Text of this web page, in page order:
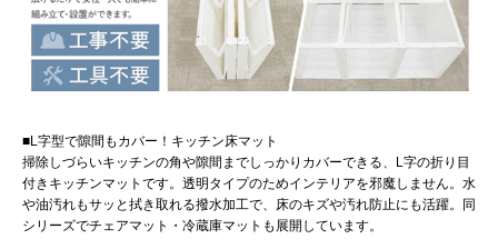
■L字型で隙間もカバー！キッチン床マット
掃除しづらいキッチンの角や隙間までしっかりカバーできる、L字の折り目
付きキッチンマットです。透明タイプのためインテリアを邪魔しません。水
や油汚れもサッと拭き取れる撥水加工で、床のキズや汚れ防止にも活躍。同
シリーズでチェアマット・冷蔵庫マットも展開しています。